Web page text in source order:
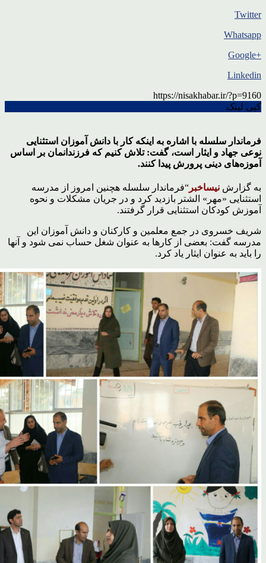
Twitter
Whatsapp
+Google
Linkedin
https://nisakhabar.ir/?p=9160
کپی لینک
فرماندار سلسله با اشاره به اینکه کار با دانش آموزان استثنایی
نوعی جهاد و ایثار است، گفت: تلاش کنیم که فرزندانمان بر اساس
آموزه‌های دینی پرورش پیدا کنند.
به گزارش نیساخبر “فرماندار سلسله هچنین امروز از مدرسه
استثنایی «مهر» الشتر بازدید کرد و در جریان مشکلات و نحوه
آموزش کودکان استثنایی قرار گرفتند.
شریف خسروی در جمع معلمین و کارکنان و دانش آموزان این
مدرسه گفت: بعضی از کارها به عنوان شغل حساب نمی شود و آنها
را باید به عنوان ایثار یاد کرد.